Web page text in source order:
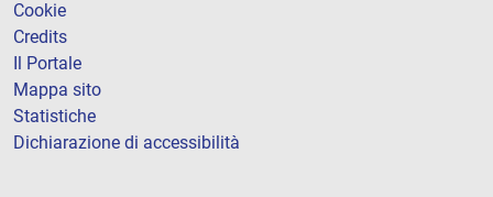
Cookie
Credits
Il Portale
Mappa sito
Statistiche
Dichiarazione di accessibilità